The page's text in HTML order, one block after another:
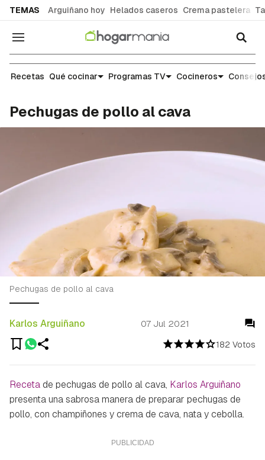
TEMAS Arguiñano hoy Helados caseros Crema pastelera
Navegación
Recetas
Recetas Qué cocinar Programas TV Cocineros
Pechugas de pollo al cava
182 Votos
Karlos Arguiñano 07 Jul 2021
Pechugas de pollo al cava
Recetade pechugas de pollo al cava, Karlos Arguiñano
presenta una sabrosa manera de preparar pechugas de
pollo, con champiñones y crema de cava, nata y cebolla.